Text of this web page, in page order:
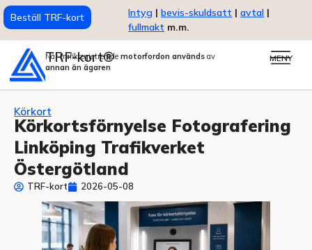
Beställ TRF-kort Intyg | bevis-skuldsatt | avtal |
fullmakt m.m.
TRF-kort®
När trafikregistrerade motorfordon används av
annan än ägaren
MENY
Körkort
Körkortsförnyelse Fotografering
Linköping Trafikverket
Östergötland
TRF-kort 2026-05-08